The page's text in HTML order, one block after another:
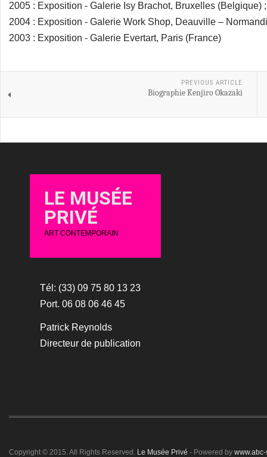
2005 : Exposition - Galerie Isy Brachot, Bruxelles (Belgique) ;
2004 : Exposition - Galerie Work Shop, Deauville –
2003 : Exposition - Galerie Evertart, Paris (France)
PREVIOUS ARTICLE
Biographie Kenjiro Okazaki
LE MUSÉE
PRIVÉ
ART CONTEMPORAIN
Tél: (33) 09 75 80 13 23
Port. 06 08 06 46 45
Patrick Reynolds
Directeur de publication
Copyright © 2015. All Rights Reserved. Le Musée Privé - Powered by